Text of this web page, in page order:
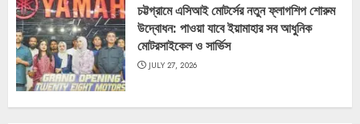
চট্টগ্রামে এসিআই মোটর্সের নতুন ফ্লাগশিপ শোরুম
উদ্বোধন: পাওয়া যাবে ইয়ামাহার সব আধুনিক
মোটরসাইকেল ও সার্ভিস
JULY 27, 2026